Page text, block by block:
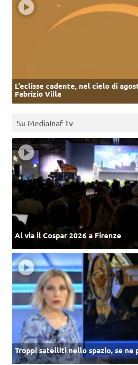
L’eclisse cadente, nel cielo di
Fabrizio Villa
Su MediaInaf Tv
Al via il Cospar 2026 a Firenze
Troppi satelliti nello spazio, se ne